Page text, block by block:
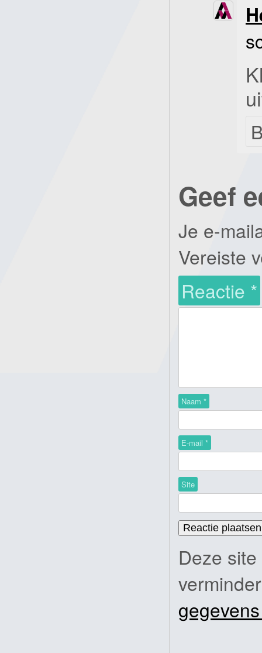
Geef
Je e-
Vereiste
Reactie *
Naam *
E-mail *
Site
Deze